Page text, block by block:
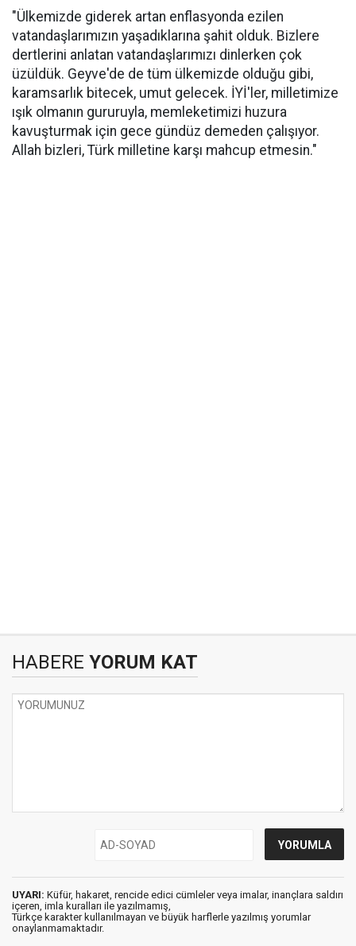
"Ülkemizde giderek artan enflasyonda ezilen
vatandaşlarımızın yaşadıklarına şahit olduk. Bizlere
dertlerini anlatan vatandaşlarımızı dinlerken çok
üzüldük. Geyve'de de tüm ülkemizde olduğu gibi,
karamsarlık bitecek, umut gelecek. İYİ'ler, milletimize
ışık olmanın gururuyla, memleketimizi huzura
kavuşturmak için gece gündüz demeden çalışıyor.
Allah bizleri, Türk milletine karşı mahcup etmesin."
HABERE YORUM KAT
UYARI: Küfür, hakaret, rencide edici cümleler veya imalar, inançlara saldırı
içeren, imla kuralları ile yazılmamış,
Türkçe karakter kullanılmayan ve büyük harflerle yazılmış yorumlar
onaylanmamaktadır.